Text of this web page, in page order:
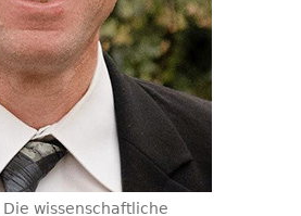
Die wissenschaftliche